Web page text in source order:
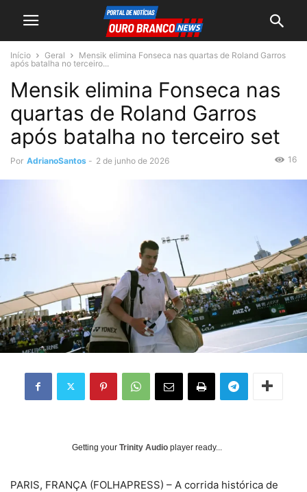
Início Geral
Mensik elimina Fonseca nas quartas de Roland Garros
após batalha no terceiro...
Mensik elimina Fonseca nas
quartas de Roland Garros
após batalha no terceiro set
Por AdrianoSantos - 2 de junho de 2026 16
Getting your Trinity Audio player ready...
PARIS, FRANÇA (FOLHAPRESS) – A corrida histórica de